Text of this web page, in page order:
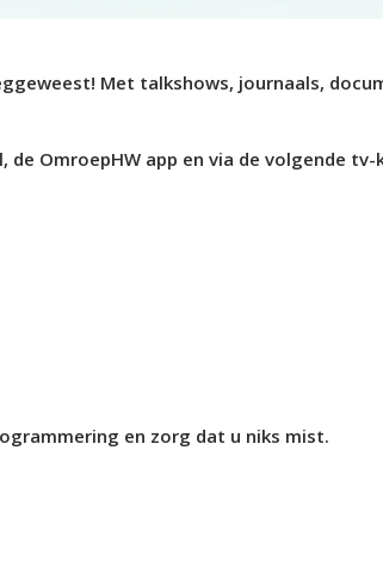
Met talkshows, journaals,
OmroepHW app en via de volgende tv-
en zorg dat u niks mist.